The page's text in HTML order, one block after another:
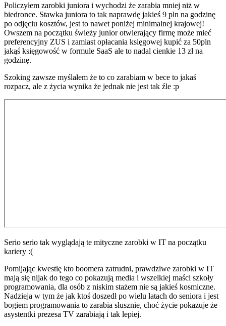
Policzyłem zarobki juniora i wychodzi że zarabia mniej niż w
biedronce. Stawka juniora to tak naprawdę jakieś 9 pln na godzinę
po odjęciu kosztów, jest to nawet poniżej minimalnej krajowej!
Owszem na początku świeży junior otwierający firmę może mieć
preferencyjny ZUS i zamiast opłacania księgowej kupić za 50pln
jakąś księgowość w formule SaaS ale to nadal cienkie 13 zł na
godzinę.
Szoking zawsze myślałem że to co zarabiam w bece to jakaś
rozpacz, ale z życia wynika że jednak nie jest tak źle :p
Serio serio tak wyglądają te mityczne zarobki w IT na początku
kariery :(
Pomijając kwestię kto boomera zatrudni, prawdziwe zarobki w IT
mają się nijak do tego co pokazują media i wszelkiej maści szkoły
programowania, dla osób z niskim stażem nie są jakieś kosmiczne.
Nadzieja w tym że jak ktoś doszedł po wielu latach do seniora i jest
bogiem programowania to zarabia słusznie, choć życie pokazuje że
asystentki prezesa TV zarabiają i tak lepiej.